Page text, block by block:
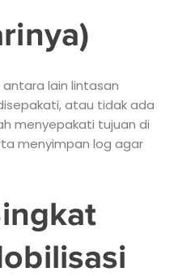
lain lintasan
atau tidak ada
menyepakati tujuan di
menyimpan log agar